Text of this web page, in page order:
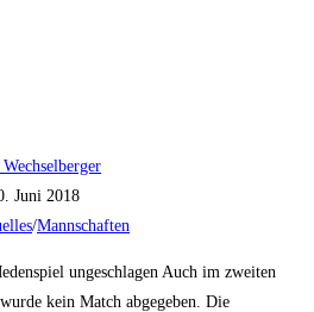
Juni 2018
/Mannschaften
ungeschlagen Auch im zweiten
kein Match abgegeben. Die